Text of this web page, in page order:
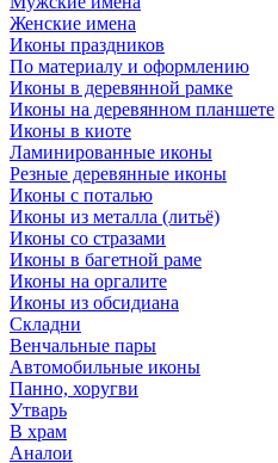
Женские имена
Иконы праздников
По материалу и оформлению
Иконы в деревянной рамке
Иконы на деревянном планшете
Иконы в киоте
Ламинированные иконы
Резные деревянные иконы
Иконы с поталью
Иконы из металла (литьё)
Иконы со стразами
Иконы в багетной раме
Иконы на оргалите
Иконы из обсидиана
Складни
Венчальные пары
Автомобильные иконы
Панно, хоругви
Утварь
В храм
Аналои